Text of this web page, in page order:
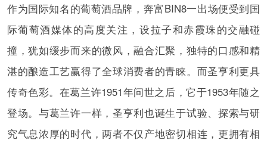
作为国际知名的葡萄酒品牌，奔富BIN8一出场便受到国
际葡萄酒媒体的高度关注，设拉子和赤霞珠的交融碰
撞，犹如缓步而来的微风，融合汇聚，独特的口感和精
湛的酿造工艺赢得了全球消费者的青睐。而圣亨利更具
传奇色彩。在葛兰许1951年问世之后，它于1953年随之
登场。与葛兰许一样，圣亨利也诞生于试验、探索与研
究气息浓厚的时代，两者不仅产地密切相连，更拥有相